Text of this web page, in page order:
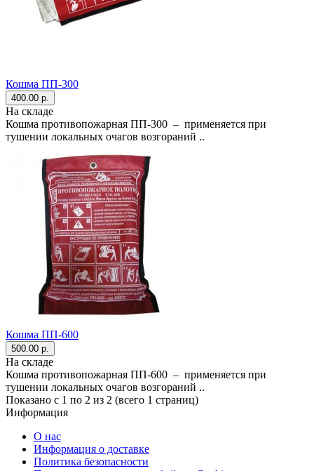
Кошма ПП-300
400.00 р.
На складе
Кошма противопожарная ПП-300 – применяется при
тушении локальных очагов возгораний ..
Кошма ПП-600
500.00 р.
На складе
Кошма противопожарная ПП-600 – применяется при
тушении локальных очагов возгораний ..
Показано с 1 по 2 из 2 (всего 1 страниц)
Информация
О нас
Информация о доставке
Политика безопасности